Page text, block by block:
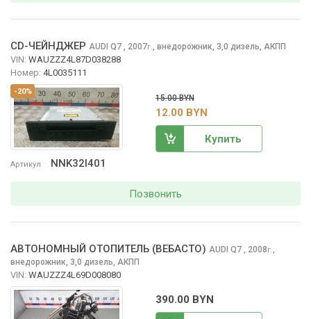
-20%
Артикул NNK32I401
CD-ЧЕЙНДЖЕР AUDI Q7 , 2007г. внедорожник, 3,0 дизель, АКПП
VIN: WAUZZZ4L87D038288
Номер: 4L0035111
15.00 BYN
12.00 BYN
Купить
Позвонить
АВТОНОМНЫЙ ОТОПИТЕЛЬ (ВЕБАСТО) AUDI Q7 , 2008г.
внедорожник, 3,0 дизель, АКПП
VIN: WAUZZZ4L69D008080
390.00 BYN